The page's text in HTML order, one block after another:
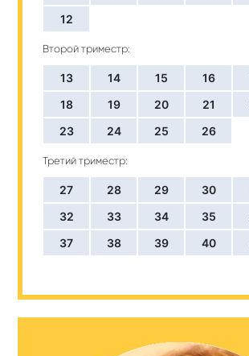
12
Второй триместр:
13 14 15 16
18
19 20 21
23
24 25 26
Третий триместр:
27 28 29 30
32
33 34 35
37
38 39 40